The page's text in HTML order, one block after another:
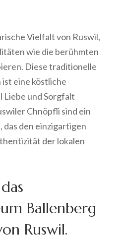
Vielfalt von Ruswil,
wie die berühmten
Diese traditionelle
eine köstliche
Liebe und Sorgfalt
Chnöpfli sind ein
den einzigartigen
der lokalen
Ballenberg
Ruswil.